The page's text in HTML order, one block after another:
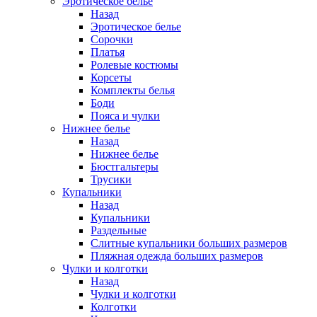
Назад
Эротическое белье
Сорочки
Платья
Ролевые костюмы
Корсеты
Комплекты белья
Боди
Пояса и чулки
Нижнее белье
Назад
Нижнее белье
Бюстгальтеры
Трусики
Купальники
Назад
Купальники
Раздельные
Слитные купальники больших размеров
Пляжная одежда больших размеров
Чулки и колготки
Назад
Чулки и колготки
Колготки